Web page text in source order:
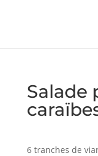
Salade
6 tranches de